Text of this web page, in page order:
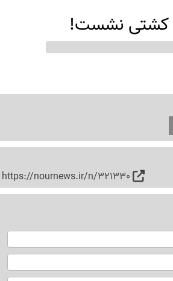
کشتی نشست!
https://nournews.ir/n/321330